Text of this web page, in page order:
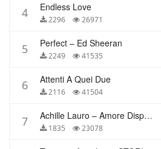
4 Endless Love
2296 26971
5 Perfect – Ed Sheeran
2249 41535
6 Attenti A Quei Due
2116 41504
7 Achille Lauro – Amore Disperato
1835 23078